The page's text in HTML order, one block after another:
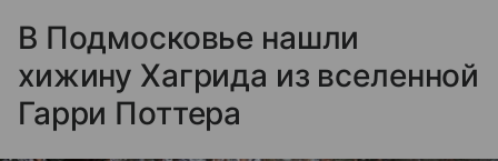
В Подмосковье нашли
хижину Хагрида из вселенной
Гарри Поттера